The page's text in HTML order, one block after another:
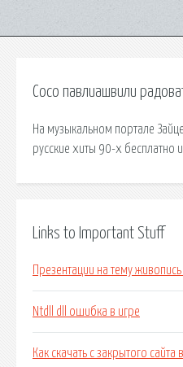
Сосо павлиашвили
На музыкальном портале
русские хиты 90-х бесплатно и
Links to Important Stuff
Презентации на тему
Ntdll dll ошибка в игре
Как скачать с закрытого сайта